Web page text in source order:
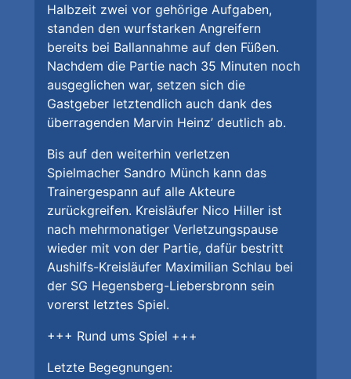
Halbzeit zwei vor gehörige Aufgaben,
standen den wurfstarken Angreifern
bereits bei Ballannahme auf den Füßen.
Nachdem die Partie nach 35 Minuten noch
ausgeglichen war, setzen sich die
Gastgeber letztendlich auch dank des
überragenden Marvin Heinz’ deutlich ab.
Bis auf den weiterhin verletzen
Spielmacher Sandro Münch kann das
Trainergespann auf alle Akteure
zurückgreifen. Kreisläufer Nico Hiller ist
nach mehrmonatiger Verletzungspause
wieder mit von der Partie, dafür bestritt
Aushilfs-Kreisläufer Maximilian Schlau bei
der SG Hegensberg-Liebersbronn sein
vorerst letztes Spiel.
+++ Rund ums Spiel +++
Letzte Begegnungen: